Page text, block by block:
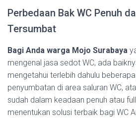
Perbedaan Bak WC Penuh
Tersumbat
Bagi Anda warga Mojo Surabaya
mengenal jasa sedot WC, ada
mengetahui terlebih dahulu
penyumbatan di area saluran WC,
sudah dalam keadaan penuh atau
menentukan solusi terbaik bagi WC